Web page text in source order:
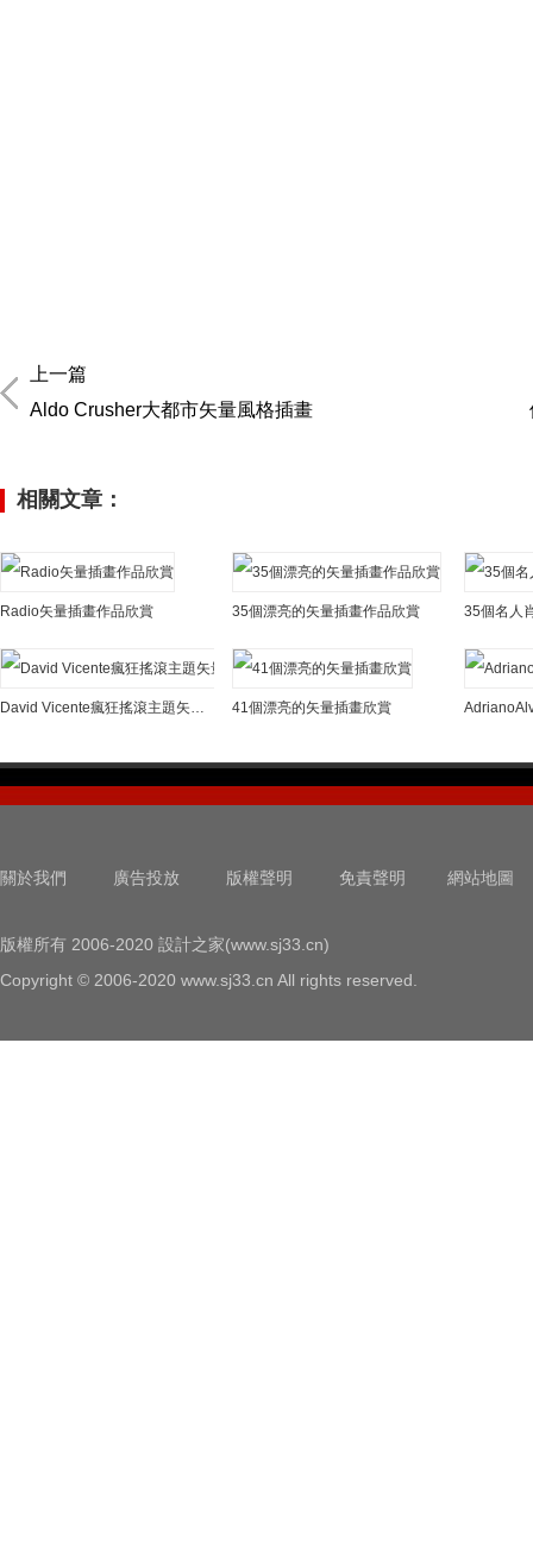
上一篇
Aldo Crusher大都市矢量風格插畫
相關文章：
Radio矢量插畫作品欣賞 35個漂亮的矢量插畫作品欣賞 35個名人
David Vicente瘋狂搖滾主題矢量插畫欣賞 41個漂亮的矢量插畫欣賞
關於我們 廣告投放 版權聲明 免責聲明 網站地圖
版權所有 2006-2020 設計之家(www.sj33.cn)
Copyright © 2006-2020 www.sj33.cn All rights reserved.